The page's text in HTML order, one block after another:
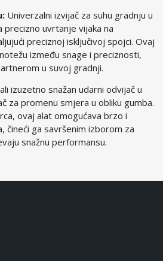
Univerzalni izvijač za suhu gradnju u
precizno uvrtanje vijaka na
preciznoj isključivoj spojci. Ovaj
između snage i preciznosti,
u suvoj gradnji.
izuzetno snažan udarni odvijač u
za promenu smjera u obliku gumba.
ovaj alat omogućava brzo i
čineći ga savršenim izborom za
snažnu performansu.